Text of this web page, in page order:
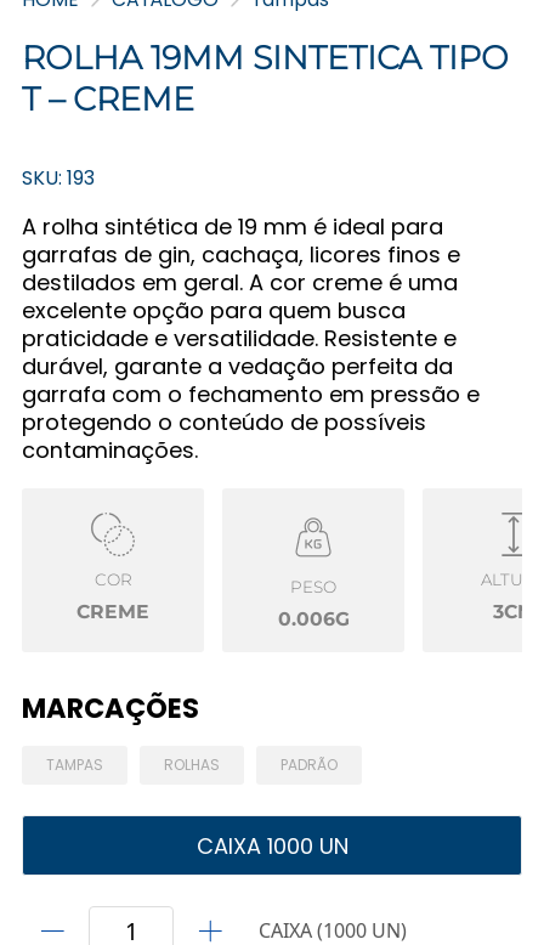
ROLHA 19MM SINTETICA TIPO
T – CREME
SKU: 193
A rolha sintética de 19 mm é ideal para
garrafas de gin, cachaça, licores finos e
destilados em geral. A cor creme é uma
excelente opção para quem busca
praticidade e versatilidade. Resistente e
durável, garante a vedação perfeita da
garrafa com o fechamento em pressão e
protegendo o conteúdo de possíveis
contaminações.
COR
CREME
PESO
0.006G 3CM
MARCAÇÕES
TAMPAS ROLHAS PADRÃO
CAIXA 1000 UN
CAIXA (1000 UN)